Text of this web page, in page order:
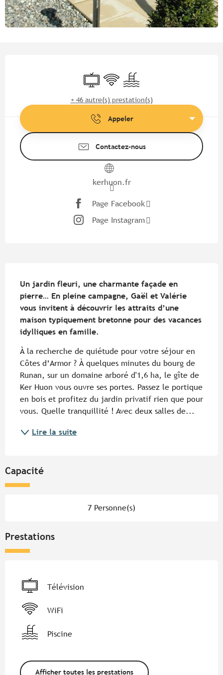
Télévision
WiFi Piscine
+ 46 autre(s) prestation(s)
Appeler
Contactez-nous
kerhuon.fr
Page Facebook
Page Instagram
Un jardin fleuri, une charmante façade en
pierre… En pleine campagne, Gaël et Valérie
vous invitent à découvrir les attraits d’une
maison typiquement bretonne pour des vacances
idylliques en famille.
À la recherche de quiétude pour votre séjour en
Côtes d’Armor ? À quelques minutes du bourg de
Runan, sur un domaine arboré d'1,6 ha, le gîte de
Ker Huon vous ouvre ses portes. Passez le portique
en bois et profitez du jardin privatif rien que pour
vous. Quelle tranquillité ! Avec deux salles de...
Lire la suite
Capacité
7 Personne(s)
Prestations
Télévision
WiFi
Piscine
Afficher toutes les prestations